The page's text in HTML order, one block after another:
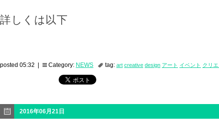
詳しくは以下
posted 05:32 | Category: NEWS tag: art creative design アート イベント クリ
2016年06月21日